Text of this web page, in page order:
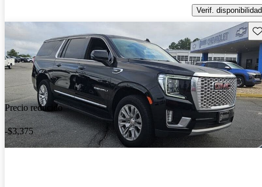
Verif. disponibilidad
Precio reducido
-$3,375